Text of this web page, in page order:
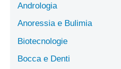
Andrologia
Anoressia e Bulimia
Biotecnologie
Bocca e Denti